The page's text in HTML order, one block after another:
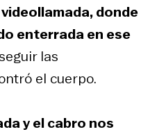
donde
enterrada en ese
las
el cuerpo.
y el cabro nos